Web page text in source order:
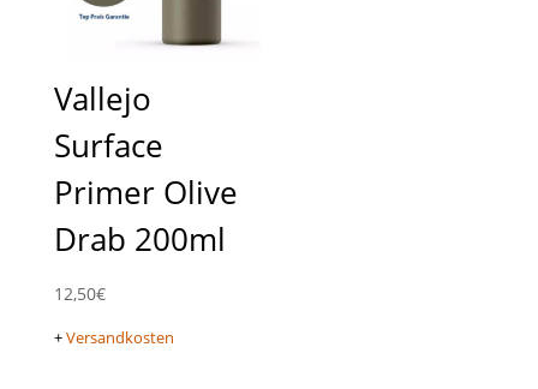
Vallejo
Surface
Primer Olive
Drab 200ml
12,50€
+Versandkosten